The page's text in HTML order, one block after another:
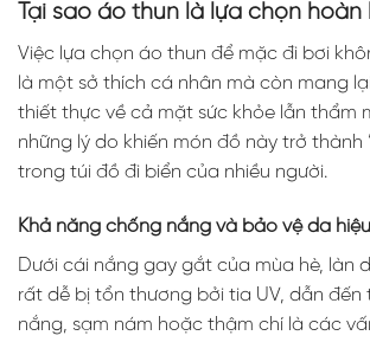
Tại sao áo thun là lựa chọn
Việc lựa chọn áo thun để mặc đi bơi
là một sở thích cá nhân mà còn mang
thiết thực về cả mặt sức khỏe lẫn thẩm
những lý do khiến món đồ này trở thành
trong túi đồ đi biển của nhiều người.
Khả năng chống nắng và bảo vệ da
Dưới cái nắng gay gắt của mùa hè, làn
rất dễ bị tổn thương bởi tia UV, dẫn đến
nắng, sạm nám hoặc thậm chí là các